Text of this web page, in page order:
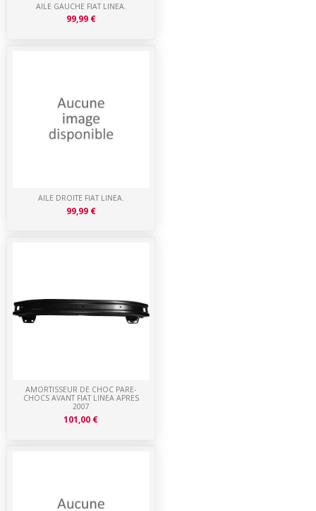
AMORTISSEUR DE CHOC PARE-
CHOCS AVANT FIAT LINEA APRES
2007
101,00 €
AILE DROITE FIAT LINEA.
99,99 €
AILE GAUCHE FIAT LINEA.
99,99 €